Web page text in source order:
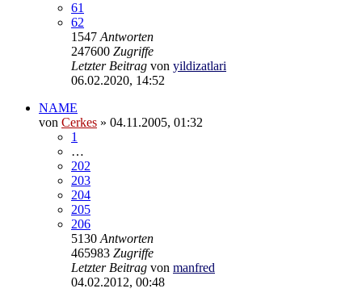
61
62
1547 Antworten
247600 Zugriffe
Letzter Beitrag von yildizatlari
06.02.2020, 14:52
NAME
von Cerkes » 04.11.2005, 01:32
1
…
202
203
204
205
206
5130 Antworten
465983 Zugriffe
Letzter Beitrag von manfred
04.02.2012, 00:48